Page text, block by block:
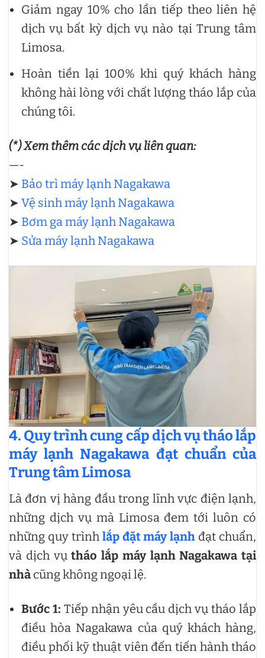
Giảm ngay 10% cho lần tiếp theo liên hệ
dịch vụ bất kỳ dịch vụ nào tại Trung tâm
Limosa.
Hoàn tiền lại 100% khi quý khách hàng
không hài lòng với chất lượng tháo lắp của
chúng tôi.
(*) Xem thêm các dịch vụ liên quan:
—-
➤ Bảo trì máy lạnh Nagakawa
➤ Vệ sinh máy lạnh Nagakawa
➤ Bơm ga máy lạnh Nagakawa
➤ Sửa máy lạnh Nagakawa
4. Quy trình cung cấp dịch vụ tháo lắp
máy lạnh Nagakawa đạt chuẩn của
Trung tâm Limosa
Là đơn vị hàng đầu trong lĩnh vực điện lạnh,
những dịch vụ mà Limosa đem tới luôn có
những quy trình lắp đặt máy lạnh đạt chuẩn,
và dịch vụtháo lắp máy lạnh Nagakawa tại
nhà cũng không ngoại lệ.
Bước 1: Tiếp nhận yêu cầu dịch vụ tháo lắp
điều hòa Nagakawa của quý khách hàng,
điều phối kỹ thuật viên đến tiến hành tháo